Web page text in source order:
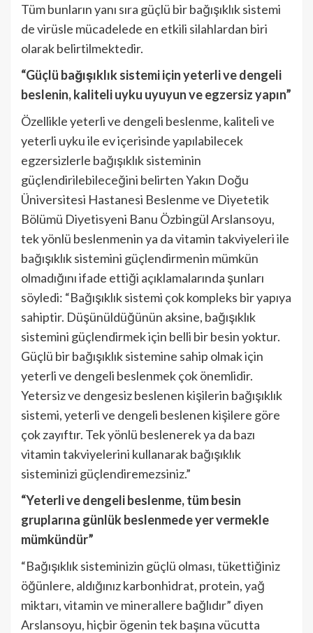
Tüm bunların yanı sıra güçlü bir bağışıklık sistemi
de virüsle mücadelede en etkili silahlardan biri
olarak belirtilmektedir.
“Güçlü bağışıklık sistemi için yeterli ve dengeli
beslenin, kaliteli uyku uyuyun ve egzersiz yapın”
Özellikle yeterli ve dengeli beslenme, kaliteli ve
yeterli uyku ile ev içerisinde yapılabilecek
egzersizlerle bağışıklık sisteminin
güçlendirilebileceğini belirten Yakın Doğu
Üniversitesi Hastanesi Beslenme ve Diyetetik
Bölümü Diyetisyeni Banu Özbingül Arslansoyu,
tek yönlü beslenmenin ya da vitamin takviyeleri ile
bağışıklık sistemini güçlendirmenin mümkün
olmadığını ifade ettiği açıklamalarında şunları
söyledi: “Bağışıklık sistemi çok kompleks bir yapıya
sahiptir. Düşünüldüğünün aksine, bağışıklık
sistemini güçlendirmek için belli bir besin yoktur.
Güçlü bir bağışıklık sistemine sahip olmak için
yeterli ve dengeli beslenmek çok önemlidir.
Yetersiz ve dengesiz beslenen kişilerin bağışıklık
sistemi, yeterli ve dengeli beslenen kişilere göre
çok zayıftır. Tek yönlü beslenerek ya da bazı
vitamin takviyelerini kullanarak bağışıklık
sisteminizi güçlendiremezsiniz.”
“Yeterli ve dengeli beslenme, tüm besin
gruplarına günlük beslenmede yer vermekle
mümkündür”
“Bağışıklık sisteminizin güçlü olması, tükettiğiniz
öğünlere, aldığınız karbonhidrat, protein, yağ
miktarı, vitamin ve minerallere bağlıdır” diyen
Arslansoyu, hiçbir ögenin tek başına vücutta